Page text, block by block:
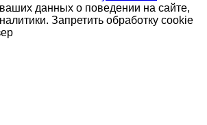
данных о поведении на сайте,
Запретить обработку cookie